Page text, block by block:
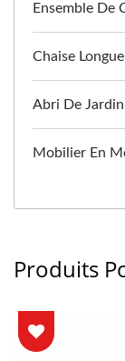
Ensemble De
Chaise Longue
Abri De Jardin
Mobilier En
Produits